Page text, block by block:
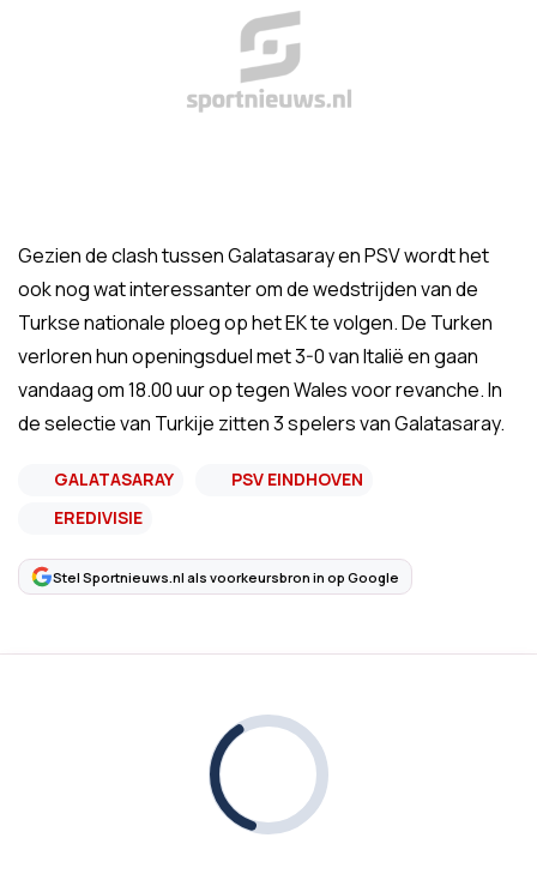
Gezien de clash tussen Galatasaray en PSV wordt het
ook nog wat interessanter om de wedstrijden van de
Turkse nationale ploeg op het EK te volgen. De Turken
verloren hun openingsduel met 3-0 van Italië en gaan
vandaag om 18.00 uur op tegen Wales voor revanche. In
de selectie van Turkije zitten 3 spelers van Galatasaray.
GALATASARAY
PSV EINDHOVEN
EREDIVISIE
Stel Sportnieuws.nl als voorkeursbron in op Google